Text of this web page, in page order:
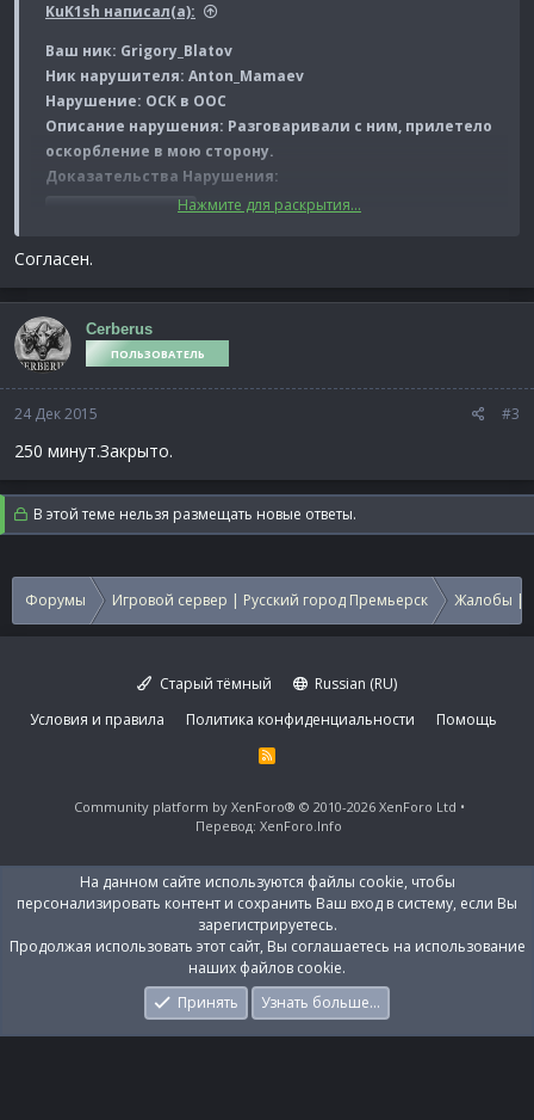
KuK1sh написал(а):
Ваш ник: Grigory_Blatov
Ник нарушителя: Anton_Mamaev
Нарушение: ОСК в ООС
Описание нарушения: Разговаривали с ним, прилетело
оскорбление в мою сторону.
Доказательства Нарушения:
Док-во:
Спойлер:Для тебя Антоша
Нажмите для раскрытия...
Cогласен.
Cerberus
ПОЛЬЗОВАТЕЛЬ
24 Дек 2015 #3
250 минут.Закрыто.
В этой теме нельзя размещать новые ответы.
Форумы Игровой сервер | Русский город Премьерск Жалобы |
Старый тёмный
Russian (RU)
Условия и правила
Политика конфиденциальности Помощь
R
S
Community platform by XenForo® © 2010-2026 XenForo Ltd
Перевод: XenForo.Info
На данном сайте используются файлы cookie, чтобы
персонализировать контент и сохранить Ваш вход в систему, если Вы
зарегистрируетесь.
Продолжая использовать этот сайт, Вы соглашаетесь на использование
наших файлов cookie.
Принять
Узнать больше…